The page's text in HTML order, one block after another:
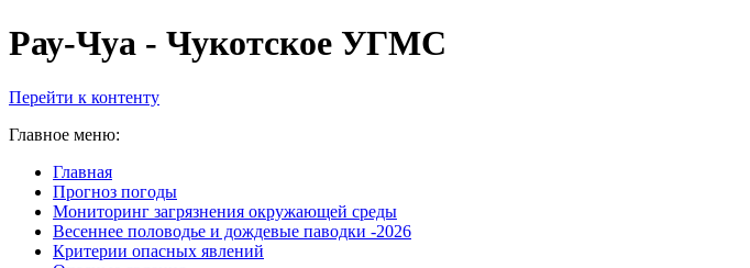
Рау-Чуа - Чукотское УГМС
Перейти к контенту
Главное меню:
Главная
Прогноз погоды
Мониторинг загрязнения окружающей среды
Весеннее половодье и дождевые паводки -2026
Критерии опасных явлений